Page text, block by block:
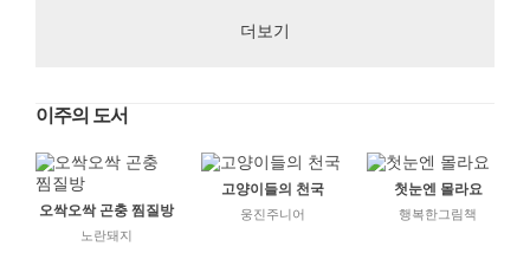
더보기
이주의 도서
오싹오싹 곤충 찜질방
노란돼지
고양이들의 천국
웅진주니어
첫눈엔 몰라요
행복한그림책